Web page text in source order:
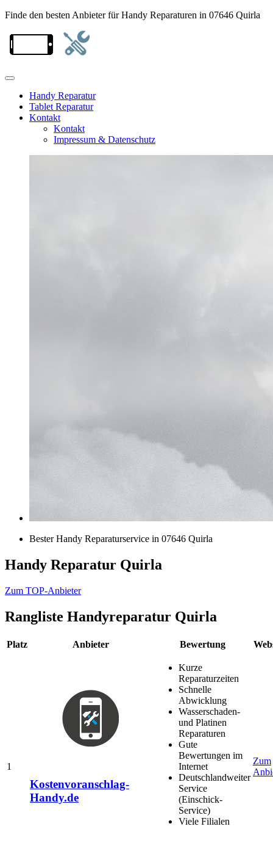
Finde den besten Anbieter für Handy Reparaturen in 07646 Quirla
Handy Reparatur
Tablet Reparatur
Kontakt
Kontakt
Impressum & Datenschutz
Bester Handy Reparaturservice in 07646 Quirla
Handy Reparatur Quirla
Zum TOP-Anbieter
Rangliste Handyreparatur Quirla
Platz Anbieter Bewertung
1
Kostenvoranschlag-
Handy.de
Kurze
Reparaturzeiten
Schnelle
Abwicklung
Wasserschaden-
und Platinen
Reparaturen
Gute
Bewertungen im
Internet
Deutschlandweiter
Service
(Einschick-
Service)
Viele Filialen
Zum